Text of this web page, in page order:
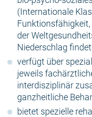
(Internationale
der
Niederschlag findet
verfügt über
jeweils
interdisziplinär
ganzheitliche
bietet spezielle